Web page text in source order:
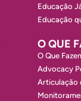
Educação
Educação
O QUE
O Que
Advocacy
Articulação